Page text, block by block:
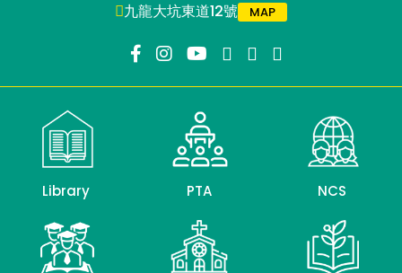
九龍大坑東道12號
MAP
Library PTA NCS